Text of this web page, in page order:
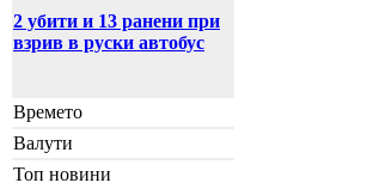
2 убити и 13 ранени при
взрив в руски автобус
Времето
Валути
Топ новини